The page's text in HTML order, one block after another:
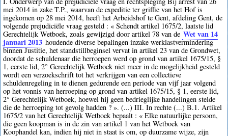
mei 2014 in zake T.P., waarvan de expeditie ter griffie van het Hof is
ingekomen op 28 mei 2014, heeft het Arbeidshof te Gent, afdeling Gent, de
volgende prejudiciële vraag gesteld : « Schendt artikel 1675/2, laatste lid
Gerechtelijk Wetboek, zoals gewijzigd door artikel 78 van de Wet van 14
januari 2013 houdende diverse bepalingen inzake werklastvermindering
binnen Justitie, het standstillbeginsel vervat in artikel 23 van de Grondwet,
doordat de schuldenaar die herroepen werd op grond van artikel 1675/15, §
1, eerste lid, 2° Gerechtelijk Wetboek niet meer in de mogelijkheid gesteld
wordt een verzoekschrift tot het verkrijgen van een collectieve
schuldenregeling in te dienen gedurende een periode van vijf jaar volgend
op het vonnis van herroeping op grond van artikel 1675/15, § 1, eerste lid,
2° Gerechtelijk Wetboek, hoewel hij geen bedrieglijke handelingen stelde
die de herroeping tot gevolg hadden ? ». (...) III. In rechte (...) B.1. Artikel
1675/2 van het Gerechtelijk Wetboek bepaalt : « Elke natuurlijke persoon,
die geen koopman is in de zin van artikel 1 van het Wetboek van
Koophandel kan, indien hij niet in staat is om, op duurzame wijze, zijn